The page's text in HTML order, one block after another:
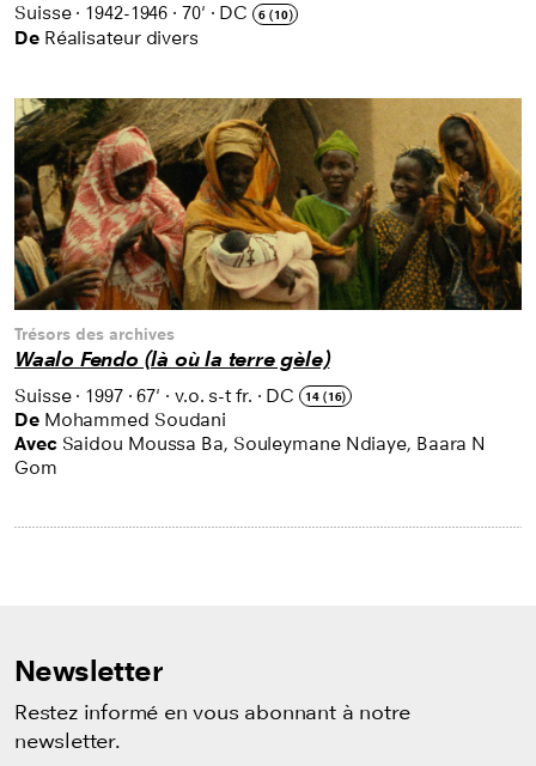
Suisse· 1942-1946 · 70' · DC 6 (10)
De Réalisateur divers
Trésors des archives
Waalo Fendo (là où la terre gèle)
Suisse· 1997·67' · v.o. s-t fr. · DC 14 (16)
De Mohammed Soudani
Avec Saidou Moussa Ba, Souleymane Ndiaye, Baara N
Gom
Newsletter
Restez informé en vous abonnant à notre
newsletter.